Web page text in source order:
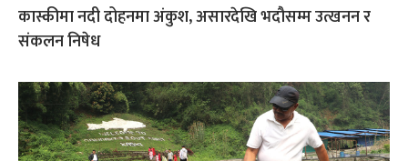
कास्कीमा नदी दोहनमा अंकुश, असारदेखि भदौसम्म उत्खनन र
संकलन निषेध